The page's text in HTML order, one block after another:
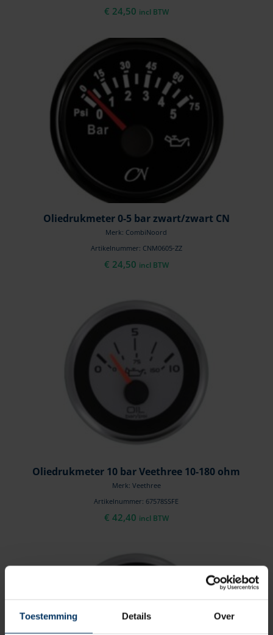
Toestemming Details Over
€ 24,50 incl BTW
Oliedrukmeter 0-5 bar zwart/zwart CN
Merk: CombiNoord
Artikelnummer: CNM0605-ZZ
€ 24,50 incl BTW
Oliedrukmeter 10 bar Veethree 10-180 ohm
Merk: Veethree
Artikelnummer: 67578SSFE
€ 42,40 incl BTW